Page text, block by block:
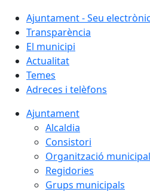
Ajuntament - Seu
Transparència
El municipi
Actualitat
Temes
Adreces i telèfons
Ajuntament
Alcaldia
Consistori
Organització municipal
Regidories
Grups municipals